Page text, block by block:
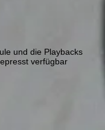
und die Playbacks
verfügbar